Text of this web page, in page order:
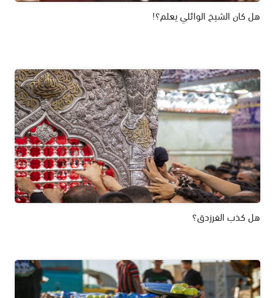
هل كان الشيخ الوائلي يعلم؟!
هل كذب الفرزدق؟